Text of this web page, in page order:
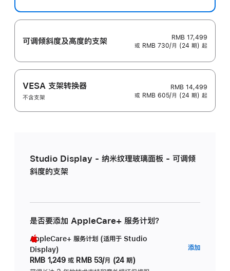
可调倾斜度及高‍度的支‍架
RMB 17,499
或 RMB 730/月 (24 期) 起
VESA 支架转换器
不含支架
RMB 14,499
或 RMB 605/月 (24 期) 起
Studio Display - 纳米纹理玻璃面板 - 可调倾
斜度的支架
是否要添加 AppleCare+ 服务计划？
AppleCare+ 服务计划 (适用于 Studio
Display)
RMB 1,249 或 RMB 53/月 (24 期)
添加